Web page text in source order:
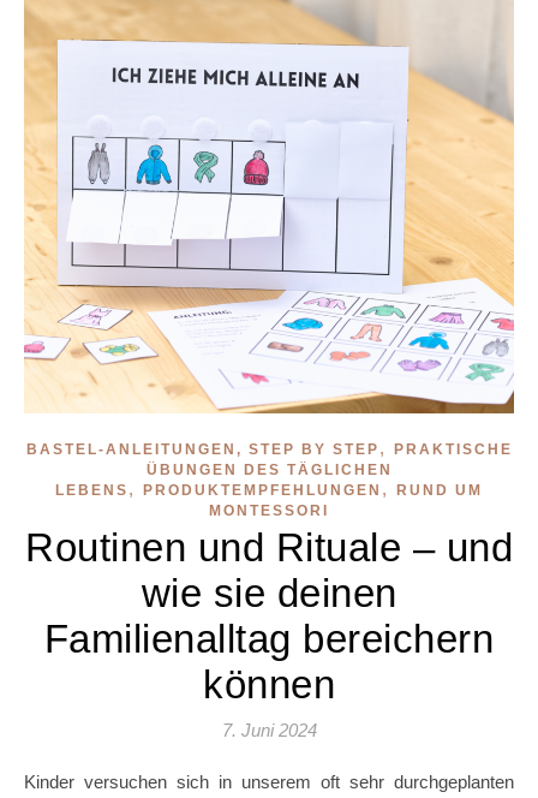
BASTEL-ANLEITUNGEN, STEP BY STEP ,
PRAKTISCHE
ÜBUNGEN DES TÄGLICHEN
LEBENS , PRODUKTEMPFEHLUNGEN ,
RUND UM
MONTESSORI
Routinen und Rituale – und
wie sie deinen
Familienalltag bereichern
können
7. Juni 2024
Kinder versuchen sich in unserem oft sehr durchgeplanten